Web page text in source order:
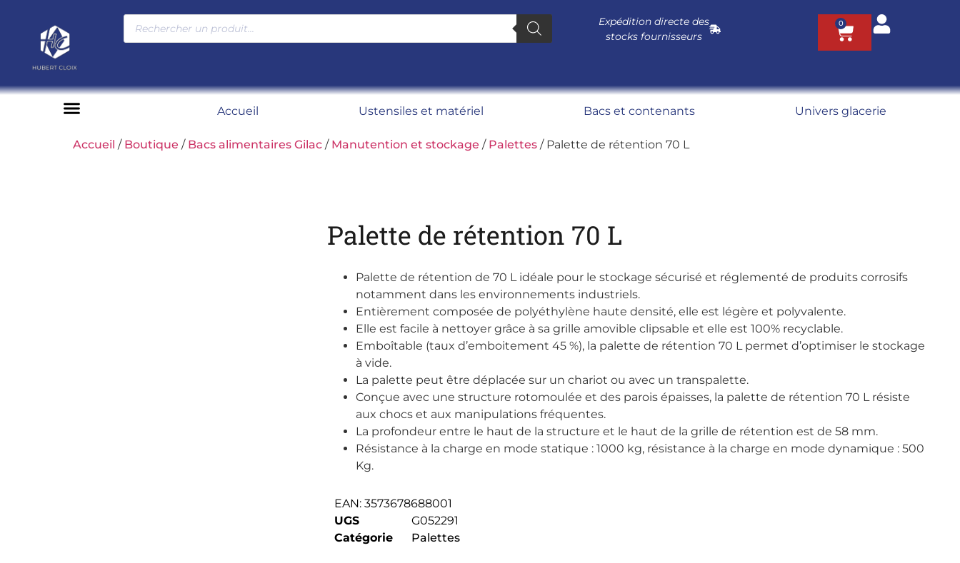
Expédition directe des
stocks fournisseurs
0
Accueil Ustensiles et matériel Bacs et contenants Univers glacerie
Accueil / Boutique / Bacs alimentaires Gilac / Manutention et stockage / Palettes / Palette de rétention 70 L
Palette de rétention 70 L
Palette de rétention de 70 L idéale pour le stockage sécurisé et réglementé de produits corrosifs
notamment dans les environnements industriels.
Entièrement composée de polyéthylène haute densité, elle est légère et polyvalente.
Elle est facile à nettoyer grâce à sa grille amovible clipsable et elle est 100% recyclable.
Emboîtable (taux d’emboitement 45 %), la palette de rétention 70 L permet d’optimiser le stockage
à vide.
La palette peut être déplacée sur un chariot ou avec un transpalette.
Conçue avec une structure rotomoulée et des parois épaisses, la palette de rétention 70 L résiste
aux chocs et aux manipulations fréquentes.
La profondeur entre le haut de la structure et le haut de la grille de rétention est de 58 mm.
Résistance à la charge en mode statique : 1000 kg, résistance à la charge en mode dynamique : 500
Kg.
EAN: 3573678688001
UGS
G052291
Catégorie
Palettes